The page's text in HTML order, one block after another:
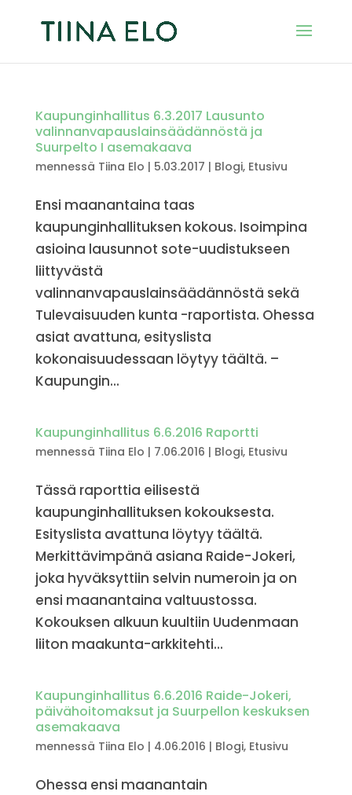
Kaupunginhallitus 6.3.2017 Lausunto
valinnanvapauslainsäädännöstä ja
Suurpelto I asemakaava
mennessä Tiina Elo | 5.03.2017 | Blogi, Etusivu
Ensi maanantaina taas
kaupunginhallituksen kokous. Isoimpina
asioina lausunnot sote-uudistukseen
liittyvästä
valinnanvapauslainsäädännöstä sekä
Tulevaisuuden kunta -raportista. Ohessa
asiat avattuna, esityslista
kokonaisuudessaan löytyy täältä. –
Kaupungin...
Kaupunginhallitus 6.6.2016 Raportti
mennessä Tiina Elo | 7.06.2016 | Blogi, Etusivu
Tässä raporttia eilisestä
kaupunginhallituksen kokouksesta.
Esityslista avattuna löytyy täältä.
Merkittävimpänä asiana Raide-Jokeri,
joka hyväksyttiin selvin numeroin ja on
ensi maanantaina valtuustossa.
Kokouksen alkuun kuultiin Uudenmaan
liiton maakunta-arkkitehti...
Kaupunginhallitus 6.6.2016 Raide-Jokeri,
päivähoitomaksut ja Suurpellon keskuksen
asemakaava
mennessä Tiina Elo | 4.06.2016 | Blogi, Etusivu
Ohessa ensi maanantain